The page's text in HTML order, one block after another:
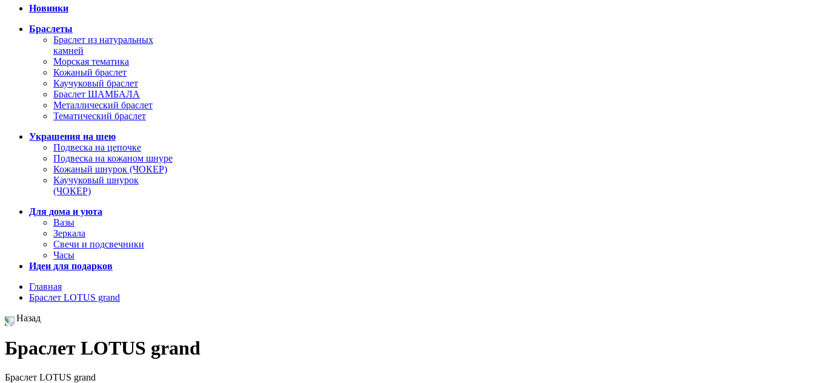
Новинки
Браслеты
Браслет из натуральных
камней
Морская тематика
Кожаный браслет
Каучуковый браслет
Браслет ШАМБАЛА
Металлический браслет
Тематический браслет
Украшения на шею
Подвеска на цепочке
Подвеска на кожаном шнуре
Кожаный шнурок (ЧОКЕР)
Каучуковый шнурок
(ЧОКЕР)
Для дома и уюта
Вазы
Зеркала
Свечи и подсвечники
Часы
Идеи для подарков
Главная
Браслет LOTUS grand
Назад
Браслет LOTUS grand
Браслет LOTUS grand